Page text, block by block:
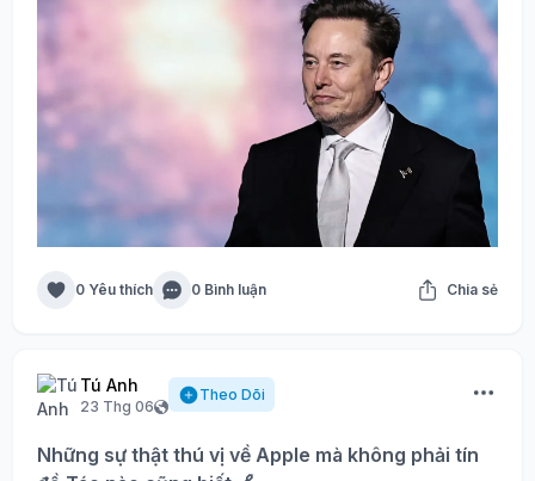
0 Yêu thích 0 Bình luận Chia sẻ
Tú Anh
23 Thg 06
Theo Dõi
Những sự thật thú vị về Apple mà không phải tín